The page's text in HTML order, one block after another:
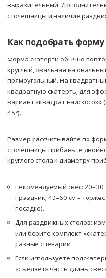
выразительный.
столешницы и наличие
Как подобрать форму
Форма скатерти обычно
круглый, овальная на
прямоугольный. На
квадратную скатерть; для
вариант «квадрат наискосок»
45°).
Размер рассчитывайте по
столешницы прибавьте
круглого стола к диаметру
Рекомендуемый свес: 20–30
праздник; 40–60 см –
посадке).
Для раздвижных столов:
или берите комплект
разные сценарии.
Если используете
«съедает» часть длины